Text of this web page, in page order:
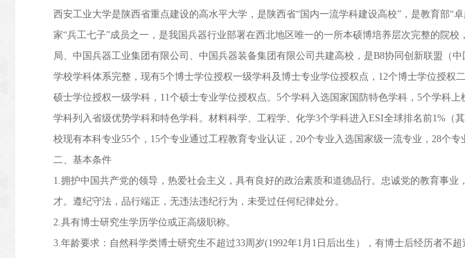
西安工业大学是陕西省重点建设的高水平大学，是陕西省“国内一流学科建设高校”，是教育部“
家“兵工七子”成员之一，是我国兵器行业部署在西北地区唯一的一所本硕博培养层次完整的院
局、中国兵器工业集团有限公司、中国兵器装备集团有限公司共建高校，是B8协同创新联盟（中
学校学科体系完整，现有5个博士学位授权一级学科及博士专业学位授权点， 12个博士学位授权
硕士学位授权一级学科， 11个硕士专业学位授权点。 5个学科入选国家国防特色学科， 5个学科上
学科列入省级优势学科和特色学科。材料科学、工程学、化学3个学科进入ESI全球排名前1% （
校现有本科专业55个， 15个专业通过工程教育专业认证， 20个专业入选国家级一流专业， 28个专
二、基本条件
1.拥护中国共产党的领导，热爱社会主义，具有良好的政治素质和道德品行。忠诚党的教育事业
才。遵纪守法，品行端正，无违法违纪行为，未受过任何纪律处分。
2.具有博士研究生学历学位或正高级职称。
3.年龄要求：自然科学类博士研究生不超过33周岁(1992年1 月 1 日后出生），有博士后经历者不超